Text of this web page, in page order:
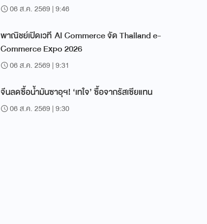
06 ส.ค. 2569 | 9:46
พาณิชย์เปิดเวที AI Commerce จัด Thailand e-
Commerce Expo 2026
06 ส.ค. 2569 | 9:31
จีนลดซื้อน้ำมันซาอุฯ! ‘เทใจ’ ซื้อจากรัสเซียแทน
06 ส.ค. 2569 | 9:30